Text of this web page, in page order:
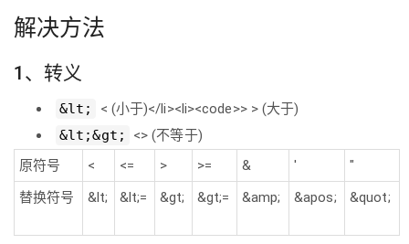
解决方法
1、转义
&lt;
< (小于)</li><li><code>> > (大于)
&lt;&gt;
<> (不等于)
原符号
< <= > >= & '
"
替换符号
&lt; &lt;= &gt; &gt;= &amp; &apos; &quot;